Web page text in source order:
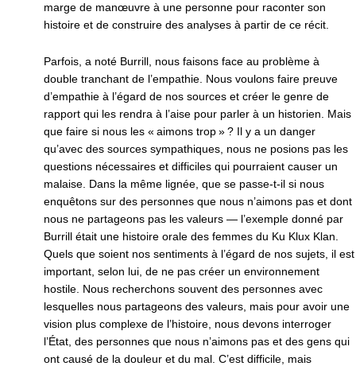
marge de manœuvre à une personne pour raconter son
histoire et de construire des analyses à partir de ce récit.
Parfois, a noté Burrill, nous faisons face au problème à
double tranchant de l’empathie. Nous voulons faire preuve
d’empathie à l’égard de nos sources et créer le genre de
rapport qui les rendra à l’aise pour parler à un historien. Mais
que faire si nous les « aimons trop » ? Il y a un danger
qu’avec des sources sympathiques, nous ne posions pas les
questions nécessaires et difficiles qui pourraient causer un
malaise. Dans la même lignée, que se passe-t-il si nous
enquêtons sur des personnes que nous n’aimons pas et dont
nous ne partageons pas les valeurs — l’exemple donné par
Burrill était une histoire orale des femmes du Ku Klux Klan.
Quels que soient nos sentiments à l’égard de nos sujets, il est
important, selon lui, de ne pas créer un environnement
hostile. Nous recherchons souvent des personnes avec
lesquelles nous partageons des valeurs, mais pour avoir une
vision plus complexe de l’histoire, nous devons interroger
l’État, des personnes que nous n’aimons pas et des gens qui
ont causé de la douleur et du mal. C’est difficile, mais